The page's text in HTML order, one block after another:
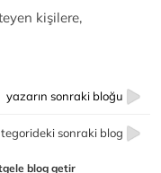
kişilere,
yazarın sonraki bloğu
sonraki blog
blog getir